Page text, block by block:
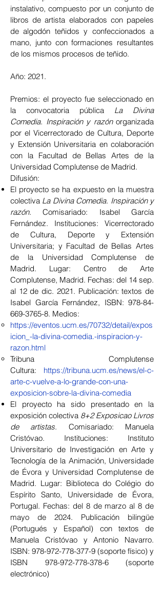
instalativo, compuesto por un conjunto de
libros de artista elaborados con papeles
de algodón teñidos y confeccionados a
mano, junto con formaciones resultantes
de los mismos procesos de teñido.
Año: 2021.
Premios: el proyecto fue seleccionado en
la convocatoria pública La Divina
Comedia. Inspiración y razón organizada
por el Vicerrectorado de Cultura, Deporte
y Extensión Universitaria en colaboración
con la Facultad de Bellas Artes de la
Universidad Complutense de Madrid.
Difusión:
El proyecto se ha expuesto en la muestra
colectiva La Divina Comedia. Inspiración y
razón. Comisariado: Isabel García
Fernández. Instituciones: Vicerrectorado
de Cultura, Deporte y Extensión
Universitaria; y Facultad de Bellas Artes
de la Universidad Complutense de
Madrid. Lugar: Centro de Arte
Complutense, Madrid. Fechas: del 14 sep.
al 12 de dic. 2021. Publicación: textos de
Isabel García Fernández, ISBN: 978-84-
669-3765-8. Medios:
https://eventos.ucm.es/70732/detail/expos
icion_-la-divina-comedia.-inspiracion-y-
razon.html
Tribuna Complutense
Cultura: https://tribuna.ucm.es/news/el-c-
arte-c-vuelve-a-lo-grande-con-una-
exposicion-sobre-la-divina-comedia
El proyecto ha sido presentado en la
exposición colectiva 8+2 Exposicao Livros
de artistas. Comisariado: Manuela
Cristóvao. Instituciones: Instituto
Universitario de Investigación en Arte y
Tecnología de la Animación, Universidade
de Évora y Universidad Complutense de
Madrid. Lugar: Biblioteca do Colégio do
Espírito Santo, Universidade de Évora,
Portugal. Fechas: del 8 de marzo al 8 de
mayo de 2024. Publicación bilingüe
(Portugués y Español) con textos de
Manuela Cristóvao y Antonio Navarro.
ISBN: 978-972-778-377-9 (soporte físico) y
ISBN 978-972-778-378-6(soporte
electrónico)